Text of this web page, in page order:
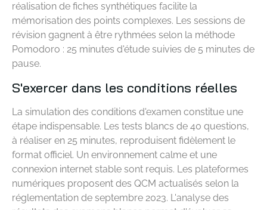
réalisation de fiches synthétiques facilite la
mémorisation des points complexes. Les sessions de
révision gagnent à être rythmées selon la méthode
Pomodoro : 25 minutes d'étude suivies de 5 minutes de
pause.
S'exercer dans les conditions réelles
La simulation des conditions d'examen constitue une
étape indispensable. Les tests blancs de 40 questions,
à réaliser en 25 minutes, reproduisent fidèlement le
format officiel. Un environnement calme et une
connexion internet stable sont requis. Les plateformes
numériques proposent des QCM actualisés selon la
réglementation de septembre 2023. L'analyse des